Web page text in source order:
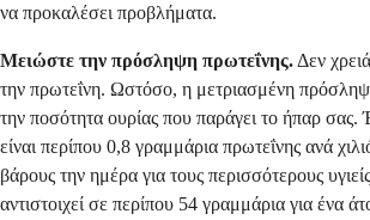
να προκαλέσει προβλήματα.
Μειώστε την πρόσληψη πρωτεΐνης. Δεν
την πρωτεΐνη. Ωστόσο, η μετριασμένη
την ποσότητα ουρίας που παράγει το ήπαρ σας.
είναι περίπου 0,8 γραμμάρια πρωτεΐνης ανά
βάρους την ημέρα για τους περισσότερους
αντιστοιχεί σε περίπου 54 γραμμάρια για ένα